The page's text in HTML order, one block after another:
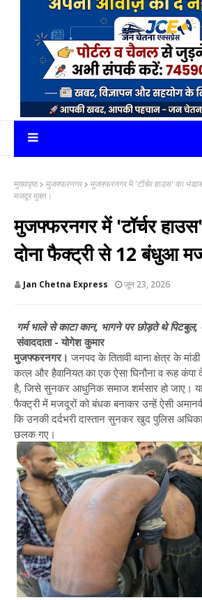
मुख्यपृष्ठ मुजफ्फरनगर
मुजफ्फरनगर में 'टॉर्चर हाउस' का
मजदूर मुक्त।
मुजफ्फरनगर में 'टॉर्चर
दोना फैक्ट्री से 12 बंधुआ
Jan Chetna Express जून 23, 2026
गर्म भाले से काटा कान, भागने पर छोड़ते थे पिटबुल,
संवाददाता - योगेश कुमार
मुजफ्फरनगर।जनपद के तितावी थाना क्षेत्र के
कत्ल और हैवानियत का एक ऐसा घिनौना व रूह कंपा
है, जिसे सुनकर आधुनिक समाज शर्मसार हो जाए।
फैक्ट्री में मजदूरों को बंधक बनाकर उन्हें ऐसी
कि उनकी दर्दभरी दास्तान सुनकर खुद पुलिस
छलक गए।